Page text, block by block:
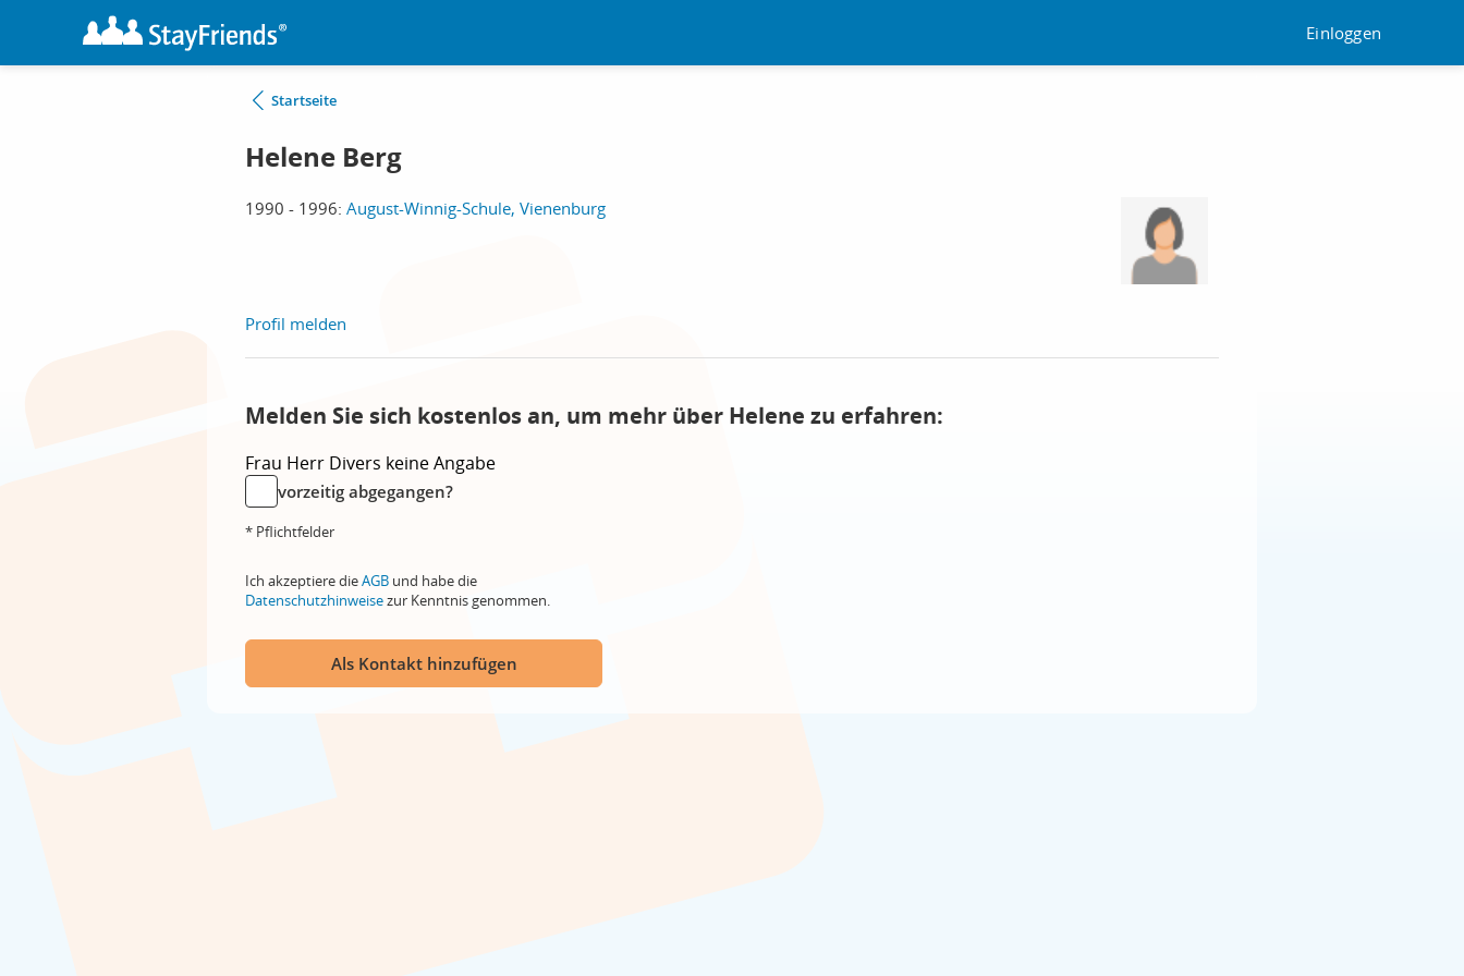
Einloggen
Startseite
Helene Berg
1990 - 1996: August-Winnig-Schule, Vienenburg
Profil melden
Melden Sie sich kostenlos an, um mehr über Helene zu erfahren:
Frau Herr Divers keine Angabe
vorzeitig abgegangen?
* Pflichtfelder
Ich akzeptiere dieAGB und habe die
Datenschutzhinweisezur Kenntnis genommen.
Als Kontakt hinzufügen